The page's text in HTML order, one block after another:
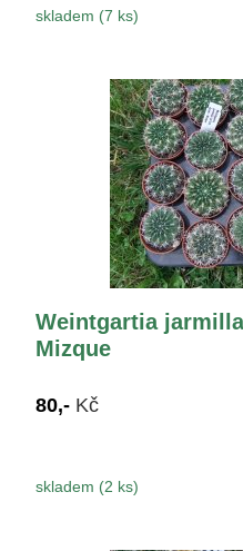
skladem (7 ks)
Weintgartia
Mizque
80,- Kč
skladem (2 ks)